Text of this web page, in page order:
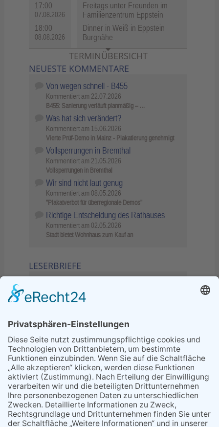
17:00
07.08.2026
Freitags unter Freunden im
Familienzentrum Eppstein
18:00
08.08.2026
Dinner in Weiß in Eppstein
Burgnähe
TERMINÜBERSICHT
NEUESTE KOMMENTARE
Von wegen schnell - B455
Kommentiert am 22.07.2026
B455: Sanierung verläuft planmäßig – …
Was hat sich verändert?
Kommentiert am 15.06.2026
Vierte Prüf-Demo in Mainz - Plakatierung genehmigt
Vollsperrungen in Bremthal
Kommentiert am 21.05.2026
Vollsperrungen in Bremthal
Wir sind nicht laut genug
Kommentiert am 08.05.2026
"Plakatverbot für überregionale Demos"
Richtige Entscheidung des Rathauses
Kommentiert am 02.05.2026
Stadt bietet Wohnhaus zum Kauf an
LESERBRIEFE
Sperrung B455: Kleiner
Grenzverkehr statt weite Wege
21.04.2026
Wenn Bahn-Computer nicht
miteinander kommunizieren
11.03.2026
"Plakatverbot für überregionale
Demos"
04.02.2026
Gelbe Tonne – Ein kleiner Blick
über den Tellerand
04.02.2026